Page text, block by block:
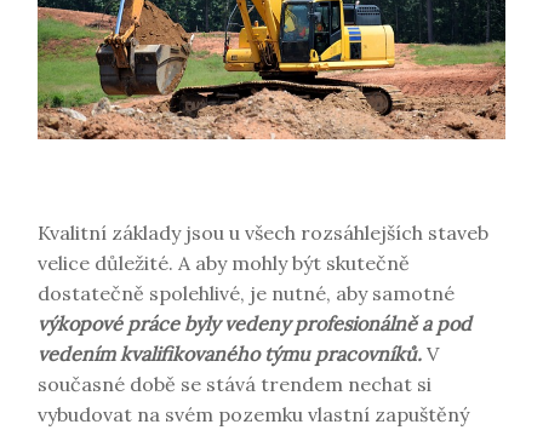
Kvalitní základy jsou u všech rozsáhlejších staveb
velice důležité. A aby mohly být skutečně
dostatečně spolehlivé, je nutné, aby samotné
výkopové práce byly vedeny profesionálně a pod
vedením kvalifikovaného týmu pracovníků. V
současné době se stává trendem nechat si
vybudovat na svém pozemku vlastní zapuštěný